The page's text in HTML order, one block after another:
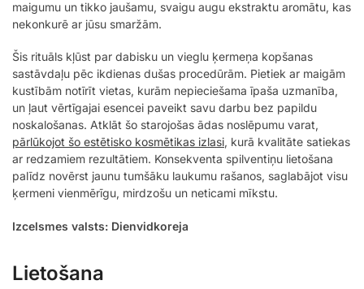
maigumu un tikko jaušamu, svaigu augu ekstraktu aromātu, kas
nekonkurē ar jūsu smaržām.
Šis rituāls kļūst par dabisku un vieglu ķermeņa kopšanas
sastāvdaļu pēc ikdienas dušas procedūrām. Pietiek ar maigām
kustībām notīrīt vietas, kurām nepieciešama īpaša uzmanība,
un ļaut vērtīgajai esencei paveikt savu darbu bez papildu
noskalošanas. Atklāt šo starojošas ādas noslēpumu varat,
pārlūkojot šo estētisko kosmētikas izlasi, kurā kvalitāte satiekas
ar redzamiem rezultātiem. Konsekventa spilventiņu lietošana
palīdz novērst jaunu tumšāku laukumu rašanos, saglabājot visu
ķermeni vienmērīgu, mirdzošu un neticami mīkstu.
Izcelsmes valsts: Dienvidkoreja
Lietošana